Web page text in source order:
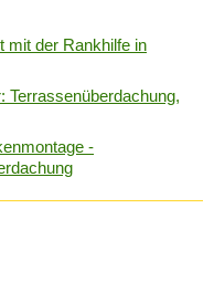
mit der Rankhilfe in
Terrassenüberdachung,
-